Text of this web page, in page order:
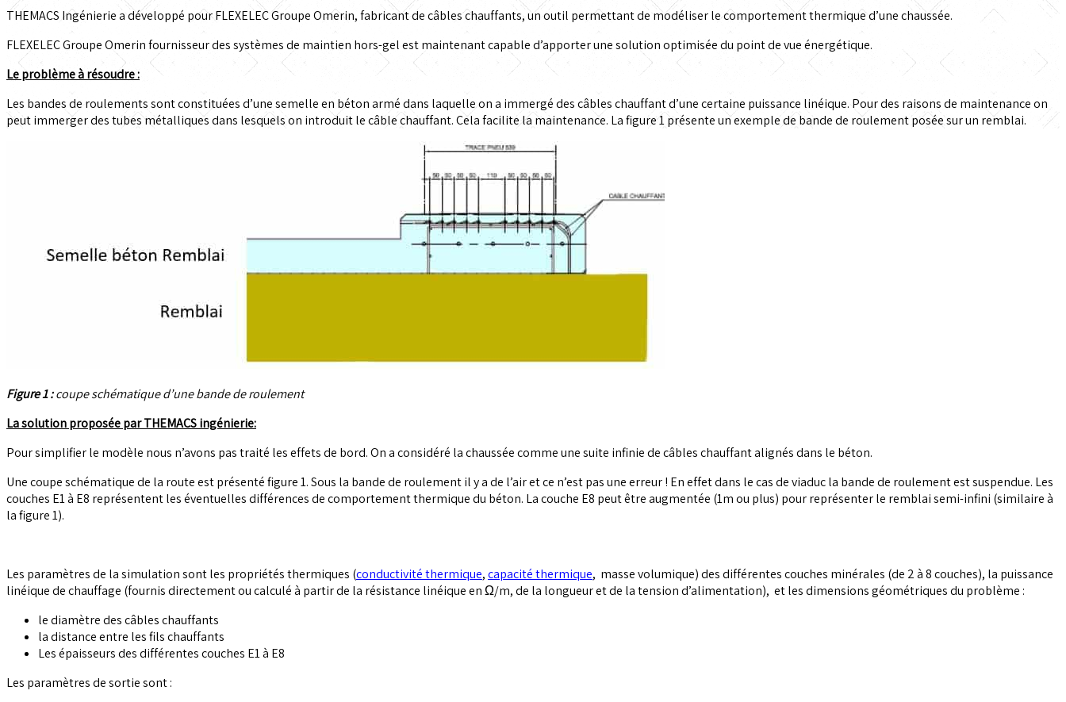
THEMACS Ingénierie a développé pour FLEXELEC Groupe Omerin, fabricant de câbles chauffants, un outil permettant de modéliser le comportement thermique d’une chaussée.
FLEXELEC Groupe Omerin fournisseur des systèmes de maintien hors-gel est maintenant capable d’apporter une solution optimisée du point de vue énergétique.
Le problème à résoudre :
Les bandes de roulements sont constituées d’une semelle en béton armé dans laquelle on a immergé des câbles chauffant d’une certaine puissance linéique. Pour des raisons de maintenance on
peut immerger des tubes métalliques dans lesquels on introduit le câble chauffant. Cela facilite la maintenance. La figure 1 présente un exemple de bande de roulement posée sur un remblai.
Figure 1 :coupe schématique d’une bande de roulement
La solution proposée par THEMACS ingénierie:
Pour simplifier le modèle nous n’avons pas traité les effets de bord. On a considéré la chaussée comme une suite infinie de câbles chauffant alignés dans le béton.
Une coupe schématique de la route est présenté figure 1. Sous la bande de roulement il y a de l’air et ce n’est pas une erreur ! En effet dans le cas de viaduc la bande de roulement est suspendue. Les
couches E1 à E8 représentent les éventuelles différences de comportement thermique du béton. La couche E8 peut être augmentée (1m ou plus) pour représenter le remblai semi-infini (similaire à
la figure 1).
Les paramètres de la simulation sont les propriétés thermiques (conductivité thermique,capacité thermique, masse volumique) des différentes couches minérales (de 2 à 8 couches), la puissance
linéique de chauffage (fournis directement ou calculé à partir de la résistance linéique en Ω/m, de la longueur et de la tension d’alimentation), et les dimensions géométriques du problème :
le diamètre des câbles chauffants
la distance entre les fils chauffants
Les épaisseurs des différentes couches E1 à E8
Les paramètres de sortie sont :